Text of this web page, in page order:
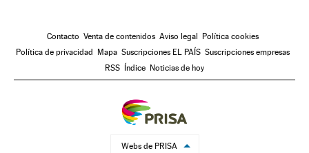
Contacto Venta de contenidos Aviso legal
Política cookies
Política de privacidad
Mapa Suscripciones EL PAÍS Suscripciones empresas
RSS
Índice Noticias de hoy
Webs de PRISA